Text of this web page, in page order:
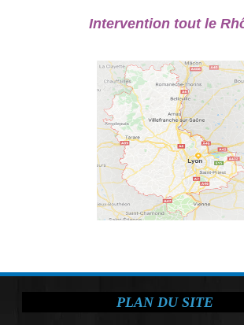
Intervention tout le
PLAN DU SITE